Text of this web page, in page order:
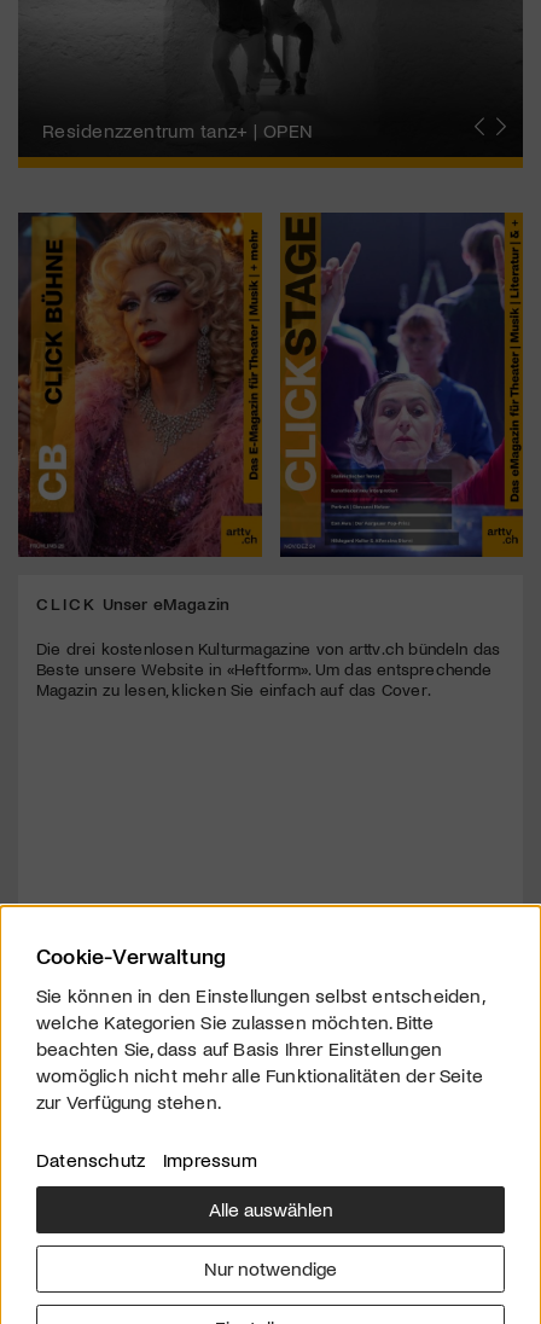
Migros-Kulturprozent | Tanzfestival Steps
Residenzzentrum tanz+ | OPEN
Tanzszene Schweiz
CLICK Unser eMagazin
Die drei kostenlosen Kulturmagazine von arttv.ch bündeln das
Beste unsere Website in «Heftform». Um das entsprechende
Magazin zu lesen, klicken Sie einfach auf das Cover.
Über uns
Downloads
Werben
Impressum
Cookie-Verwaltung
Sie können in den Einstellungen selbst entscheiden,
welche Kategorien Sie zulassen möchten. Bitte
beachten Sie, dass auf Basis Ihrer Einstellungen
womöglich nicht mehr alle Funktionalitäten der Seite
zur Verfügung stehen.
Datenschutz Impressum
Alle auswählen
Nur notwendige